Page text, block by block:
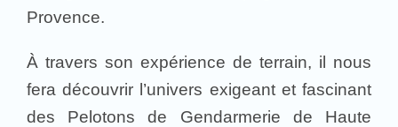
Provence.
À travers son expérience de terrain, il nous
fera découvrir l’univers exigeant et fascinant
des Pelotons de Gendarmerie de Haute